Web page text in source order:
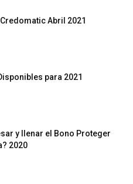
Abril 2021
para 2021
y llenar el Bono Proteger
2020